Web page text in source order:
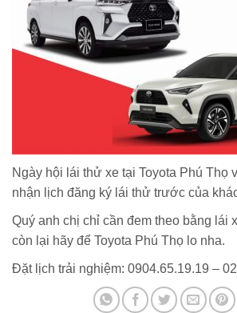
Ngày hội lái thử xe tại Toyota Phú Thọ
nhận lịch đăng ký lái thử trước của
Quý anh chị chỉ cần đem theo bằng lái
còn lại hãy để Toyota Phú Thọ lo nha.
Đặt lịch trải nghiệm: 0904.65.19.19 –